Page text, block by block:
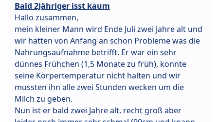
Bald 2Jähriger isst kaum
Hallo zusammen,
mein kleiner Mann wird Ende Juli zwei Jahre alt und
wir hatten von Anfang an schon Probleme was die
Nahrungsaufnahme betrifft. Er war ein sehr
dünnes Frühchen (1,5 Monate zu früh), konnte
seine Körpertemperatur nicht halten und wir
mussten ihn alle zwei Stunden wecken um die
Milch zu geben.
Nun ist er bald zwei Jahre alt, recht groß aber